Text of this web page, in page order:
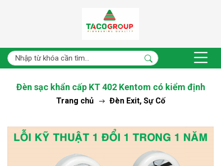
Đèn sạc khẩn cấp KT 402 Kentom có kiểm định
Trang chủ Đèn Exit, Sự Cố